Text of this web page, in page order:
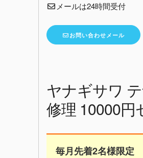
メールは24時間受付
お問い合わせメール
ヤナギサワ
修理 10000円
毎月先着2名様限定